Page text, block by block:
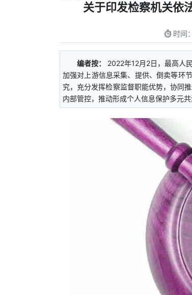
关于印发检察机关依
时间：
编者按：
2022年12月2日，最高人
加强对上游信息采集、提供、倒卖等环
究，充分发挥检察监督职能优势，协同
内部管控，推动形成个人信息保护多元共